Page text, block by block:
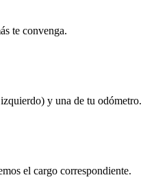
te convenga.
y una de tu odómetro.
el cargo correspondiente.